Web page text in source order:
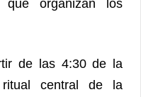
que organizan los
de las 4:30 de la
central de la